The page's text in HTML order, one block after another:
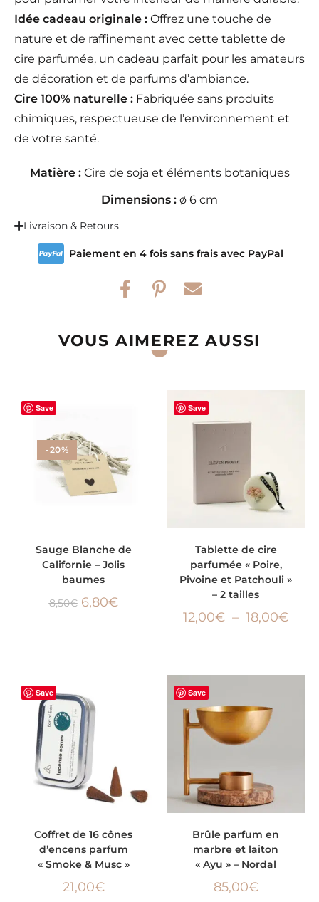
Idée cadeau originale : Offrez une touche de
nature et de raffinement avec cette tablette de
cire parfumée, un cadeau parfait pour les amateurs
de décoration et de parfums d’ambiance.
Cire 100% naturelle : Fabriquée sans produits
chimiques, respectueuse de l’environnement et
de votre santé.
Matière :Cire de soja et éléments botaniques
Dimensions : ø 6 cm
Livraison & Retours
Paiement en 4 fois sans frais avec PayPal
VOUS AIMEREZ AUSSI
Save
-20%
Sauge Blanche de
Californie – Jolis
baumes
8,50€ 6,80€
Save
Tablette de cire
parfumée « Poire,
Pivoine et Patchouli »
– 2 tailles
12,00€ – 18,00€
Save
Coffret de 16 cônes
d’encens parfum
« Smoke & Musc »
21,00€
Save
Brûle parfum en
marbre et laiton
« Ayu » – Nordal
85,00€